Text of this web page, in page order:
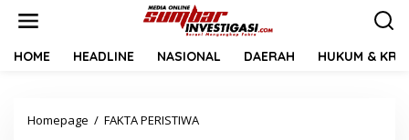
HOME HEADLINE NASIONAL DAERAH HUKUM &
Homepage / FAKTA PERISTIWA